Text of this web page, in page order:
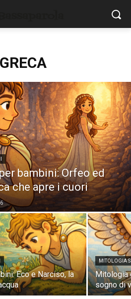
bambini: Orfeo ed
che apre i cuori
Eco e Narciso, la
MITOLOGIA
Mitologia
sogno di